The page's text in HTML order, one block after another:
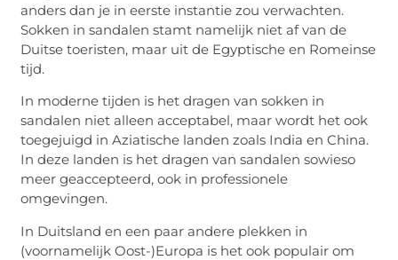
anders dan je in eerste instantie zou verwachten.
Sokken in sandalen stamt namelijk niet af van de
Duitse toeristen, maar uit de Egyptische en Romeinse
tijd.
In moderne tijden is het dragen van sokken in
sandalen niet alleen acceptabel, maar wordt het ook
toegejuigd in Aziatische landen zoals India en China.
In deze landen is het dragen van sandalen sowieso
meer geaccepteerd, ook in professionele
omgevingen.
In Duitsland en een paar andere plekken in
(voornamelijk Oost-)Europa is het ook populair om